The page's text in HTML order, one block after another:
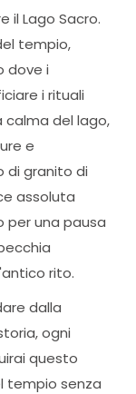
il Lago Sacro.
tempio,
dove i
i rituali
calma del lago,
e
di granito di
assoluta
per una pausa
rito.
dalla
ogni
questo
tempio senza